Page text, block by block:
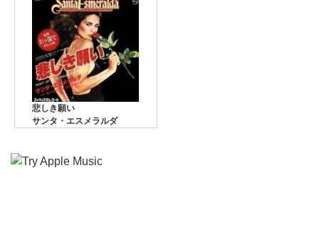
悲しき願い
サンタ・エスメラルダ